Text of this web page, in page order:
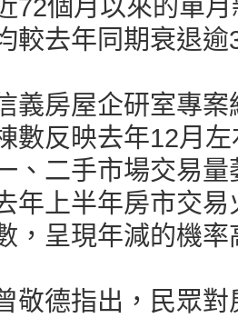
72個月以來的單
較去年同期衰退
義房屋企研室專
數反映去年12月
、二手市場交易
年上半年房市交
，呈現年減的機率
敬德指出，民眾